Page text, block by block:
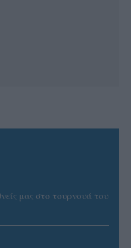
μας στο τουρνουά του